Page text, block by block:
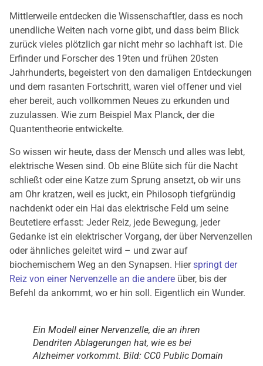
Mittlerweile entdecken die Wissenschaftler, dass es noch
unendliche Weiten nach vorne gibt, und dass beim Blick
zurück vieles plötzlich gar nicht mehr so lachhaft ist. Die
Erfinder und Forscher des 19ten und frühen 20sten
Jahrhunderts, begeistert von den damaligen Entdeckungen
und dem rasanten Fortschritt, waren viel offener und viel
eher bereit, auch vollkommen Neues zu erkunden und
zuzulassen. Wie zum Beispiel Max Planck, der die
Quantentheorie entwickelte.
So wissen wir heute, dass der Mensch und alles was lebt,
elektrische Wesen sind. Ob eine Blüte sich für die Nacht
schließt oder eine Katze zum Sprung ansetzt, ob wir uns
am Ohr kratzen, weil es juckt, ein Philosoph tiefgründig
nachdenkt oder ein Hai das elektrische Feld um seine
Beutetiere erfasst: Jeder Reiz, jede Bewegung, jeder
Gedanke ist ein elektrischer Vorgang, der über Nervenzellen
oder ähnliches geleitet wird – und zwar auf
biochemischem Weg an den Synapsen. Hierspringt der
Reiz von einer Nervenzelle an die andere über, bis der
Befehl da ankommt, wo er hin soll. Eigentlich ein Wunder.
Ein Modell einer Nervenzelle, die an ihren
Dendriten Ablagerungen hat, wie es bei
Alzheimer vorkommt. Bild: CC0 Public Domain